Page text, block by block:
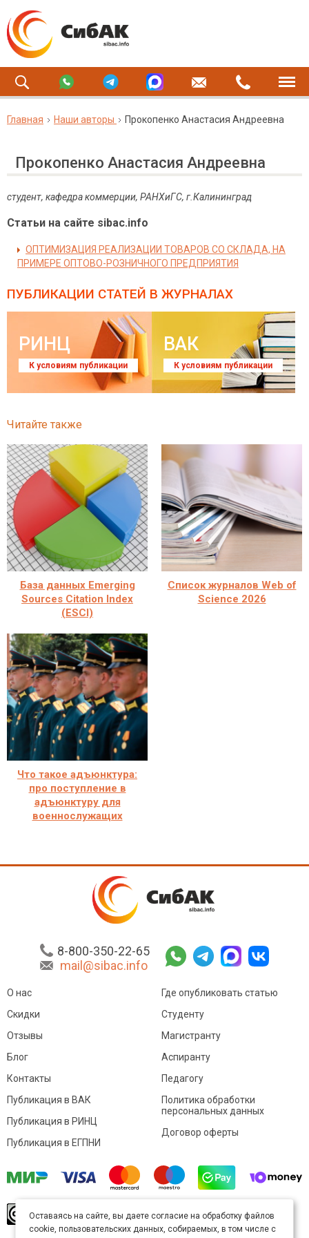
Главная Наши авторы Прокопенко Анастасия Андреевна
Прокопенко Анастасия Андреевна
cтудент, кафедра коммерции, РАНХиГС, г.Калининград
Статьи на сайте sibac.info
ОПТИМИЗАЦИЯ РЕАЛИЗАЦИИ ТОВАРОВ СО СКЛАДА, НА
ПРИМЕРЕ ОПТОВО-РОЗНИЧНОГО ПРЕДПРИЯТИЯ
ПУБЛИКАЦИИ СТАТЕЙ В ЖУРНАЛАХ
РИНЦ
К условиям публикации
ВАК
К условиям публикации
Читайте также
База данных Emerging
Sources Citation Index
(ESCI)
Список журналов Web of
Science 2026
Что такое адъюнктура:
про поступление в
адъюнктуру для
военнослужащих
8-800-350-22-65
mail@sibac.info
О нас
Скидки
Отзывы
Блог
Контакты
Где опубликовать статью
Студенту
Магистранту
Аспиранту
Педагогу
Публикация в ВАК
Публикация в РИНЦ
Публикация в ЕГПНИ
Политика обработки
персональных данных
Договор оферты
произведение доступно полицензии Creative
Commons «Attribution» («Атрибуция») 4.0
Оставаясь на сайте, вы даете согласие на обработку файлов
cookie, пользовательских данных, собираемых, в том числе с